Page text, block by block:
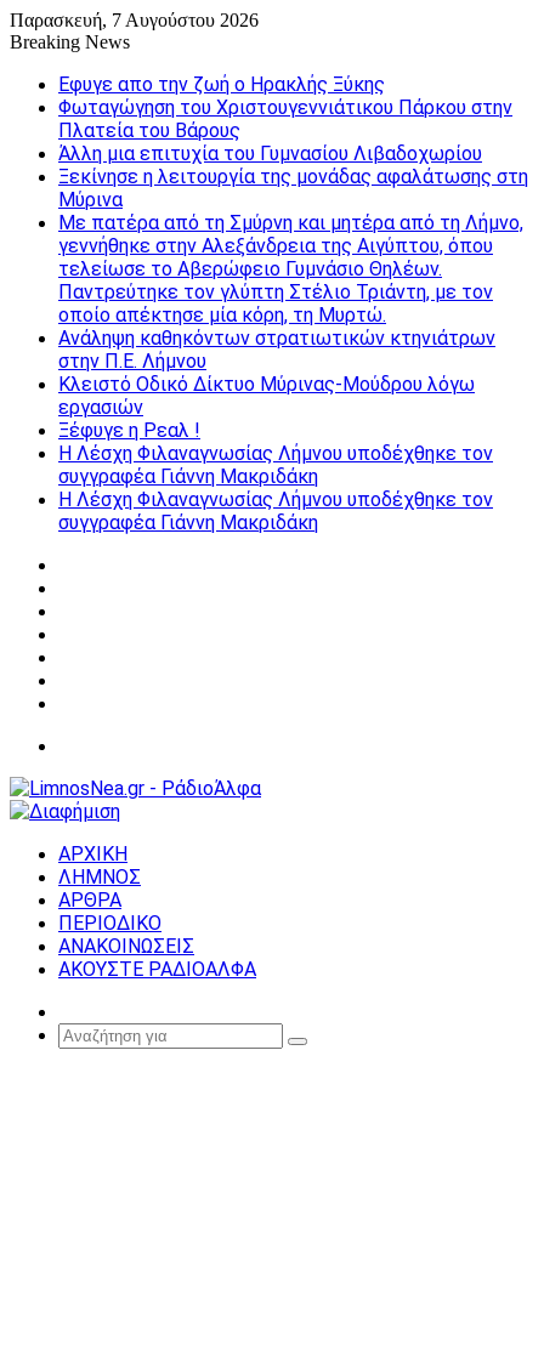
Παρασκευή, 7 Αυγούστου 2026
Breaking News
Εφυγε απο την ζωή o Ηρακλής Ξύκης
Φωταγώγηση του Χριστουγεννιάτικου Πάρκου στην
Πλατεία του Βάρους
Άλλη μια επιτυχία του Γυμνασίου Λιβαδοχωρίου
Ξεκίνησε η λειτουργία της μονάδας αφαλάτωσης στη
Μύρινα
Με πατέρα από τη Σμύρνη και μητέρα από τη Λήμνο,
γεννήθηκε στην Αλεξάνδρεια της Αιγύπτου, όπου
τελείωσε το Αβερώφειο Γυμνάσιο Θηλέων.
Παντρεύτηκε τον γλύπτη Στέλιο Τριάντη, με τον
οποίο απέκτησε μία κόρη, τη Μυρτώ.
Ανάληψη καθηκόντων στρατιωτικών κτηνιάτρων
στην Π.Ε. Λήμνου
Κλειστό Οδικό Δίκτυο Μύρινας-Μούδρου λόγω
εργασιών
Ξέφυγε η Ρεαλ !
Η Λέσχη Φιλαναγνωσίας Λήμνου υποδέχθηκε τον
συγγραφέα Γιάννη Μακριδάκη
Η Λέσχη Φιλαναγνωσίας Λήμνου υποδέχθηκε τον
συγγραφέα Γιάννη Μακριδάκη
ΑΡΧΙΚΗ
ΛΗΜΝΟΣ
ΑΡΘΡΑ
ΠΕΡΙΟΔΙΚΟ
ΑΝΑΚΟΙΝΩΣΕΙΣ
ΑΚΟΥΣΤΕ ΡΑΔΙΟΑΛΦΑ
Article
Αναζήτηση